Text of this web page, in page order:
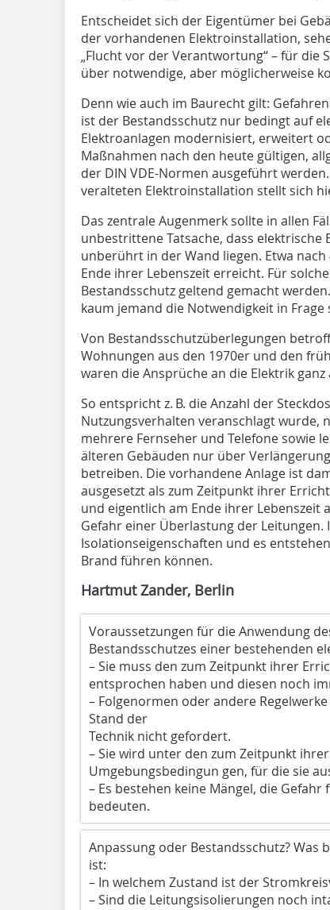
Entscheidet sich der Eigentümer bei
der vorhandenen Elektroinstallation,
„Flucht vor der Verantwortung“ – für die
über notwendige, aber möglicherweise
Denn wie auch im Baurecht gilt:
ist der Bestandsschutz nur bedingt auf
Elektroanlagen modernisiert, erweitert
Maßnahmen nach den heute gültigen,
der DIN VDE-Normen ausgeführt
veralteten Elektroinstallation stellt sich
Das zentrale Augenmerk sollte in allen
unbestrittene Tatsache, dass
unberührt in der Wand liegen. Etwa
Ende ihrer Lebenszeit erreicht. Für
Bestandsschutz geltend gemacht
kaum jemand die Notwendigkeit in
Von Bestandsschutzüberlegungen
Wohnungen aus den 1970er und den
waren die Ansprüche an die Elektrik
So entspricht z. B. die Anzahl der
Nutzungsverhalten veranschlagt wurde,
mehrere Fernseher und Te­lefone sowie
älteren Gebäuden nur über
betreiben. Die vorhandene Anlage ist
ausgesetzt als zum Zeitpunkt ihrer
und eigentlich am Ende ihrer Lebenszeit
Gefahr einer Überlastung der
Isolationseigenschaften und es
Brand führen können.
Hartmut Zander, Berlin
Voraussetzungen für die Anwendung
Bestandsschutzes einer bestehenden
– Sie muss den zum Zeitpunkt ihrer
entsprochen haben und diesen noch
– Folgenormen oder andere
Stand der
Technik nicht gefordert.
– Sie wird unter den zum Zeitpunkt
Umgebungsbedingun gen, für die sie
– Es bestehen keine Mängel, die
bedeuten.
Anpassung oder Bestandsschutz? Was
ist:
– In welchem Zustand ist der
– Sind die Leitungsisolierungen noch